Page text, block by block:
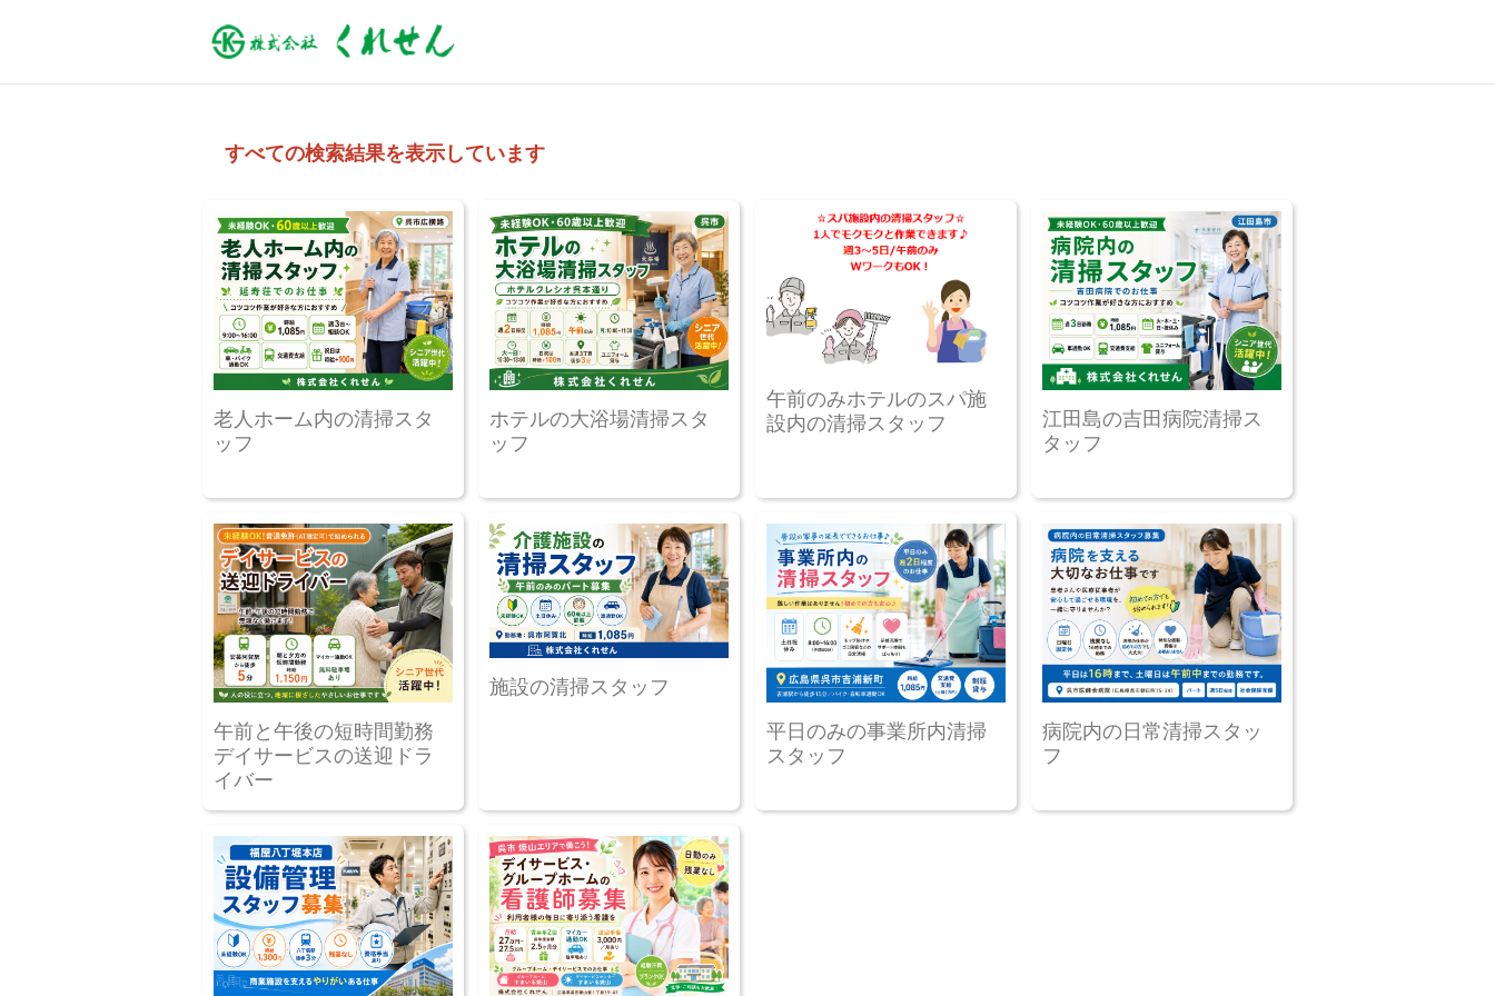
すべての検索結果を表示しています
老人ホーム内の清掃スタ
ッフ
ホテルの大浴場清掃スタ
ッフ
午前のみホテルのスパ施
設内の清掃スタッフ
江田島の吉田病院清掃ス
タッフ
午前と午後の短時間勤務
デイサービスの送迎ドラ
イバー
施設の清掃スタッフ
平日のみの事業所内清掃
スタッフ
病院内の日常清掃スタッ
フ